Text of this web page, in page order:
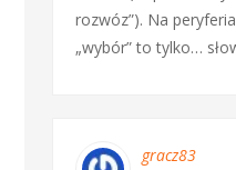
rozwóz”). Na
„wybór” to tylko…
gracz83